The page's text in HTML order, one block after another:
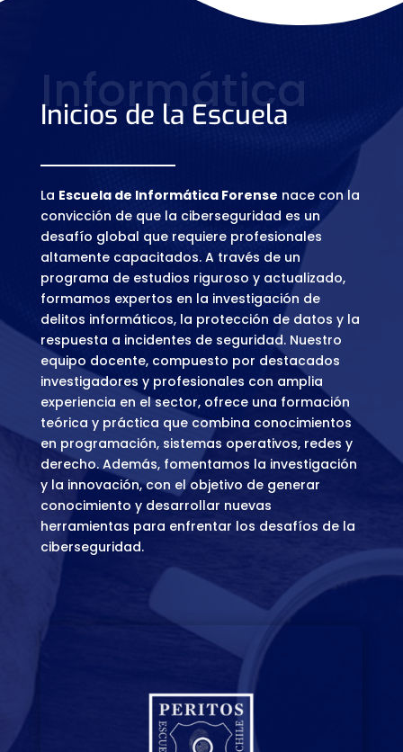
Informática
Inicios de la Escuela
La Escuela de Informática Forense nace con la
convicción de que la ciberseguridad es un
desafío global que requiere profesionales
altamente capacitados. A través de un
programa de estudios riguroso y actualizado,
formamos expertos en la investigación de
delitos informáticos, la protección de datos y la
respuesta a incidentes de seguridad. Nuestro
equipo docente, compuesto por destacados
investigadores y profesionales con amplia
experiencia en el sector, ofrece una formación
teórica y práctica que combina conocimientos
en programación, sistemas operativos, redes y
derecho. Además, fomentamos la investigación
y la innovación, con el objetivo de generar
conocimiento y desarrollar nuevas
herramientas para enfrentar los desafíos de la
ciberseguridad.